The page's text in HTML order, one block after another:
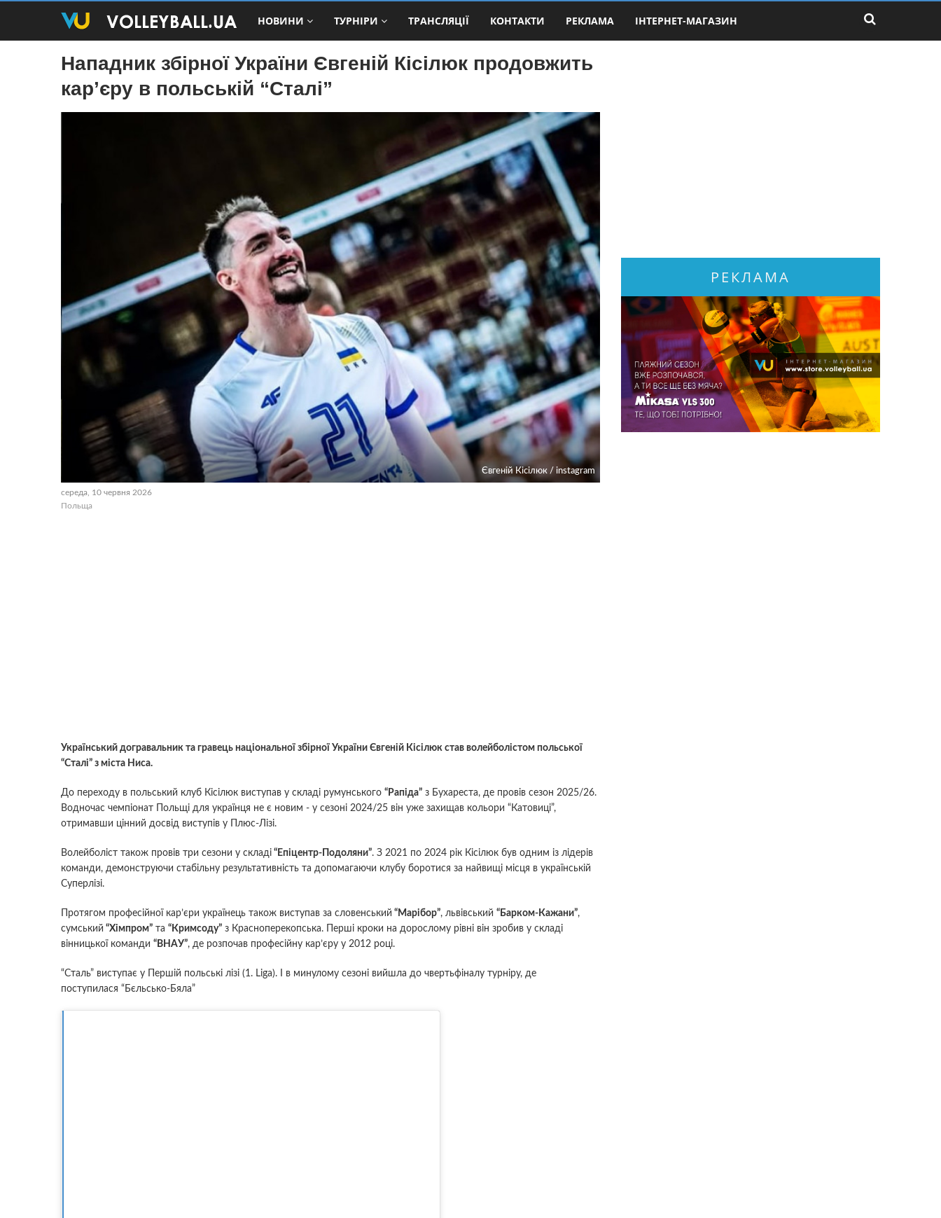
НОВИНИ ТУРНІРИ ТРАНСЛЯЦІЇ КОНТАКТИ РЕКЛАМА ІНТЕРНЕТ-МАГАЗИН
Нападник збірної України Євгеній Кісілюк продовжить
кар’єру в польській “Сталі”
Євгеній Кісілюк / instagram
середа, 10 червня 2026
Польща
Український догравальник та гравець національної збірної України Євгеній Кісілюк став волейболістом польської
“Сталі” з міста Ниса.
До переходу в польський клуб Кісілюк виступав у складі румунського “Рапіда” з Бухареста, де провів сезон 2025/26.
Водночас чемпіонат Польщі для українця не є новим - у сезоні 2024/25 він уже захищав кольори “Катовиці”,
отримавши цінний досвід виступів у Плюс-Лізі.
Волейболіст також провів три сезони у складі “Епіцентр-Подоляни”. З 2021 по 2024 рік Кісілюк був одним із лідерів
команди, демонструючи стабільну результативність та допомагаючи клубу боротися за найвищі місця в українській
Суперлізі.
Протягом професійної кар’єри українець також виступав за словенський “Марібор”, львівський “Барком-Кажани”,
сумський “Хімпром” та “Кримсоду” з Красноперекопська. Перші кроки на дорослому рівні він зробив у складі
вінницької команди “ВНАУ”, де розпочав професійну кар’єру у 2012 році.
“Сталь” виступає у Першій польські лізі (1. Liga). І в минулому сезоні вийшла до чвертьфіналу турніру, де
поступилася “Бєльсько-Бяла”
РЕКЛАМА